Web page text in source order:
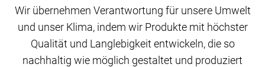
Wir übernehmen Verantwortung für unsere Umwelt
und unser Klima, indem wir Produkte mit höchster
Qualität und Langlebigkeit entwickeln, die so
nachhaltig wie möglich gestaltet und produziert